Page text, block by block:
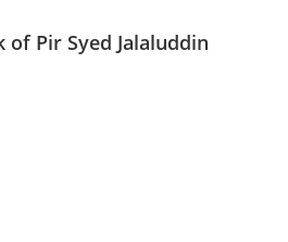
Pir Syed Jalaluddin